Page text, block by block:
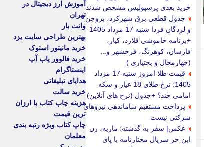
خرید بعدی پرسپولیس مشخص شدند
جدول قطعی برق شهرکرد، بروجن
و لردگان فردا شنبه 17 مرداد 1405
+برنامه خاموشی فلارد، کیار،
فارسان، کوهرنگ، فرخشهر و...
(چهارمحال و بختیاری )
قیمت طلا امروز شنبه 17 مرداد
1405؛ نرخ طلای 18 عیار و سکه
امامی چند؟ +جدول (نرخ های آنلاین)
پرداخت مستقیم ساماندهی نیروهای
شرکتی نیست
عکس| سفر به گذشته؛ ماریه، زن
ابن حر سریال مختارنامه با پای
آموزش ارز دیجیتال در
تهران
وانت بار
بهترین طراحی سایت یزد
خرید مانیتور استوک
خرید فالوور پاپ آپ
اینستاگرام
هدایای تبلیغاتی
خرید سالت
هزینه چاپ کتاب با ارزان
ترین قیمت
چاپ کتاب ویژه رتبه بندی
معلمان